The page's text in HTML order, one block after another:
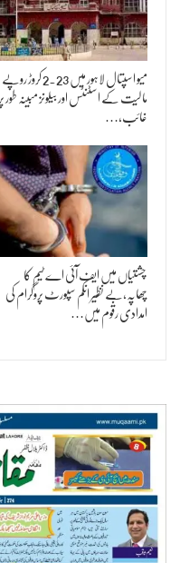
میو اسپتال لاہور میں 2.23 کروڑ روپے
مالیت کے اسٹنٹس اور بیلونز مبینہ طور پر
غائب،…
چشتیاں میں ایف آئی اے ٹیم کا
چھاپہ،بے نظیر انکم سپورٹ پروگرام کی
امدادی رقوم میں…